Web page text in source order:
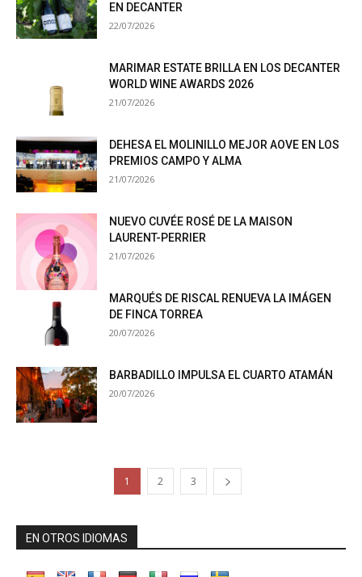
EN DECANTER
22/07/2026
MARIMAR ESTATE BRILLA EN LOS DECANTER
WORLD WINE AWARDS 2026
21/07/2026
DEHESA EL MOLINILLO MEJOR AOVE EN LOS
PREMIOS CAMPO Y ALMA
21/07/2026
NUEVO CUVÉE ROSÉ DE LA MAISON
LAURENT-PERRIER
21/07/2026
MARQUÉS DE RISCAL RENUEVA LA IMÁGEN
DE FINCA TORREA
20/07/2026
BARBADILLO IMPULSA EL CUARTO ATAMÁN
20/07/2026
1 2 3
EN OTROS IDIOMAS